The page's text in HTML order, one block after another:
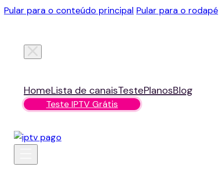
Pular para o conteúdo principal Pular para o rodapé
HomeLista de canaisTestePlanosBlog
Teste IPTV Grátis